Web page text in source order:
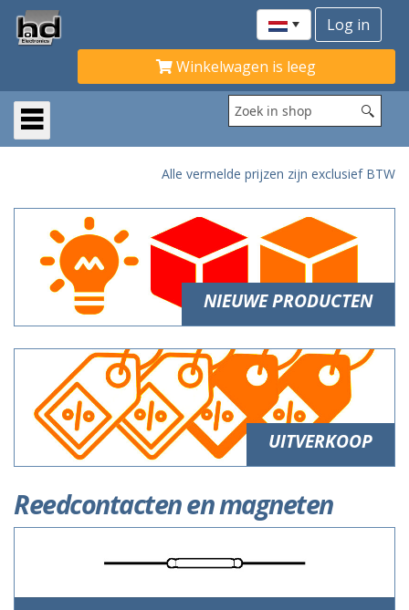
Winkelwagen is leeg
Alle vermelde prijzen zijn exclusief BTW
NIEUWE PRODUCTEN
UITVERKOOP
Reedcontacten en magneten